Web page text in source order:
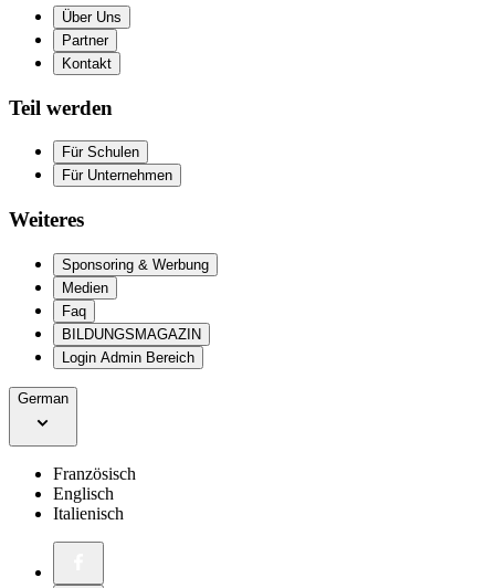
Über Uns
Partner
Kontakt
Teil werden
Für Schulen
Für Unternehmen
Weiteres
Sponsoring & Werbung
Medien
Faq
BILDUNGSMAGAZIN
Login Admin Bereich
German
Französisch
Englisch
Italienisch